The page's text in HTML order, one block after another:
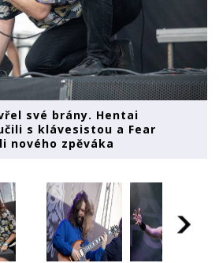
své brány. Hentai
s klávesistou a Fear
nového zpěváka